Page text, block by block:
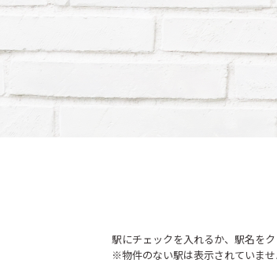
駅にチェックを入れるか、駅名を
※物件のない駅は表示されていませ